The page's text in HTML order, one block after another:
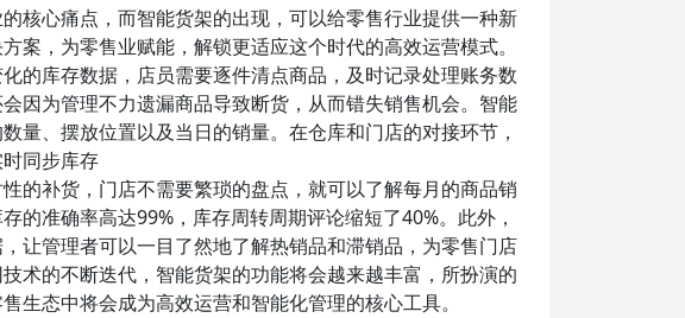
核心痛点，而智能货架的出现，可以给零售行业提供一种新
案，为零售业赋能，解锁更适应这个时代的高效运营模式。
的库存数据，店员需要逐件清点商品，及时记录处理账务数
因为管理不力遗漏商品导致断货，从而错失销售机会。智能
量、摆放位置以及当日的销量。在仓库和门店的对接环节，
同步库存
的补货，门店不需要繁琐的盘点，就可以了解每月的商品销
的准确率高达99%，库存周转周期评论缩短了40%。此外，
让管理者可以一目了然地了解热销品和滞销品，为零售门店
术的不断迭代，智能货架的功能将会越来越丰富，所扮演的
生态中将会成为高效运营和智能化管理的核心工具。